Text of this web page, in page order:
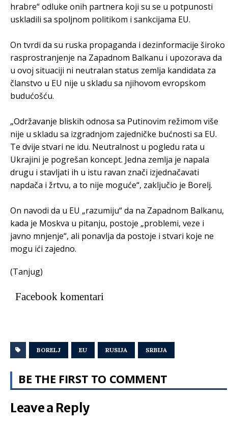
hrabre“ odluke onih partnera koji su se u potpunosti
uskladili sa spoljnom politikom i sankcijama EU.
On tvrdi da su ruska propaganda i dezinformacije široko
rasprostranjenje na Zapadnom Balkanu i upozorava da
u ovoj situaciji ni neutralan status zemlja kandidata za
članstvo u EU nije u skladu sa njihovom evropskom
budućošću.
„Održavanje bliskih odnosa sa Putinovim režimom više
nije u skladu sa izgradnjom zajedničke bućnosti sa EU.
Te dvije stvari ne idu. Neutralnost u pogledu rata u
Ukrajini je pogrešan koncept. Jedna zemlja je napala
drugu i stavljati ih u istu ravan znači izjednačavati
napdača i žrtvu, a to nije moguće“, zaključio je Borelj.
On navodi da u EU „razumiju“ da na Zapadnom Balkanu,
kada je Moskva u pitanju, postoje „problemi, veze i
javno mnjenje“, ali ponavlja da postoje i stvari koje ne
mogu ići zajedno.
(Tanjug)
Facebook komentari
BORELJ EU RUSIJA SRBIJA
BE THE FIRST TO COMMENT
Leave a Reply